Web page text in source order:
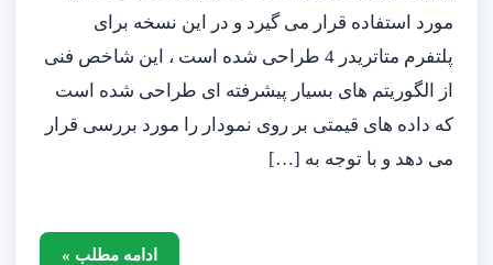
مورد استفاده قرار می گیرد و در این نسخه برای
پلتفرم متاتریدر 4 طراحی شده است ، این شاخص فنی
از الگوریتم های بسیار پیشرفته ای طراحی شده است
که داده های قیمتی بر روی نمودار را مورد بررسی قرار
می دهد و با توجه به […]
ادامه مطلب »